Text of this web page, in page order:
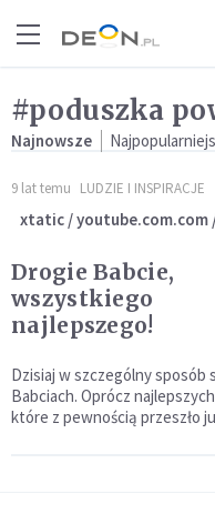
#poduszka
Najnowsze
9 lat temu LUDZIE I INSPIRACJE
xtatic / youtube.com.com
Drogie Babcie,
wszystkiego
najlepszego!
Dzisiaj w szczególny sposób
Babciach. Oprócz
które z pewnością przeszło